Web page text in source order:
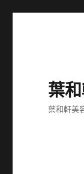
葉
葉和軒美